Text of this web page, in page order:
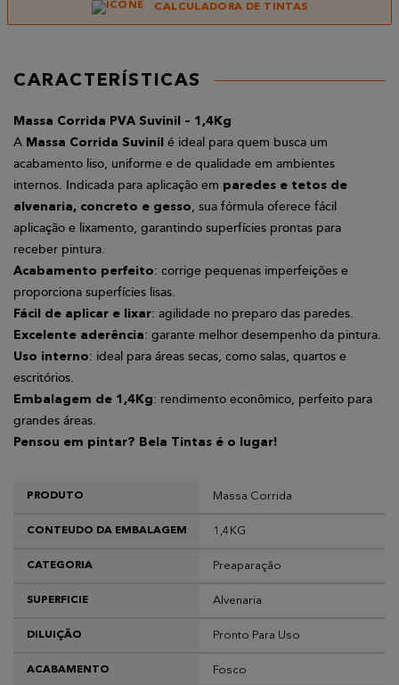
CALCULADORA DE TINTAS
CARACTERÍSTICAS
Massa Corrida PVA Suvinil – 1,4Kg
A Massa Corrida Suvinil é ideal para quem busca um
acabamento liso, uniforme e de qualidade em ambientes
internos. Indicada para aplicação em paredes e tetos de
alvenaria, concreto e gesso, sua fórmula oferece fácil
aplicação e lixamento, garantindo superfícies prontas para
receber pintura.
Acabamento perfeito: corrige pequenas imperfeições e
proporciona superfícies lisas.
Fácil de aplicar e lixar: agilidade no preparo das paredes.
Excelente aderência: garante melhor desempenho da pintura.
Uso interno: ideal para áreas secas, como salas, quartos e
escritórios.
Embalagem de 1,4Kg: rendimento econômico, perfeito para
grandes áreas.
Pensou em pintar? Bela Tintas é o lugar!
PRODUTO Massa Corrida
CONTEUDO DA EMBALAGEM 1,4KG
CATEGORIA Preaparação
SUPERFICIE Alvenaria
DILUIÇÃO Pronto Para Uso
ACABAMENTO Fosco